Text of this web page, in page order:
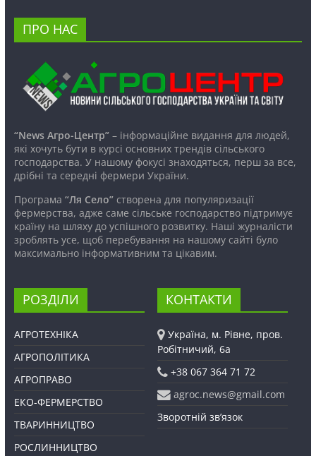
ПРО НАС
“News Агро-Центр”– інформаційне видання для людей,
які хочуть бути в курсі основних трендів сільського
господарства. У нашому фокусі знаходяться, перш за все,
дрібні та середні фермери України.
Програма “Ля Село”створена для популяризації
фермерства, адже саме сільське господарство підтримує
країну на шляху до успішного розвитку. Наші журналісти
зроблять усе, щоб перебування на нашому сайті було
максимально інформативним та цікавим.
РОЗДІЛИ
АГРОТЕХНІКА
АГРОПОЛІТИКА
АГРОПРАВО
ЕКО-ФЕРМЕРСТВО
ТВАРИННИЦТВО
РОСЛИННИЦТВО
КОНТАКТИ
Україна, м. Рівне, пров.
Робітничий, 6а
+38 067 364 71 72
agroc.news@gmail.com
Зворотній зв’язок